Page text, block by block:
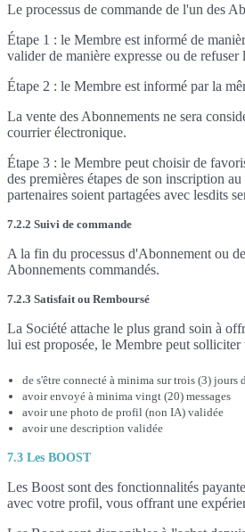
Le processus de commande de l'un des
Étape 1 : le Membre est informé de
valider de manière expresse ou de
Étape 2 : le Membre est informé par la
La vente des Abonnements ne sera
courrier électronique.
Étape 3 : le Membre peut choisir de
des premières étapes de son inscription
partenaires soient partagées avec lesdits
7.2.2 Suivi de commande
A la fin du processus d'Abonnement ou
Abonnements commandés.
7.2.3 Satisfait ou Remboursé
La Société attache le plus grand soin à
lui est proposée, le Membre peut
de s'être connecté à minima sur trois (3) jours
avoir envoyé à minima vingt (20) messages
avoir une photo de profil (non IA) validée
avoir une description validée
7.3 Les BOOST
Les Boost sont des fonctionnalités
avec votre profil, vous offrant une